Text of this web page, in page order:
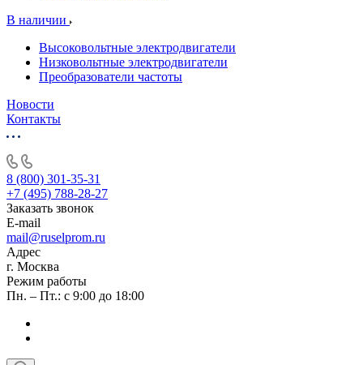
В наличии
Высоковольтные электродвигатели
Низковольтные электродвигатели
Преобразователи частоты
Новости
Контакты
8 (800) 301-35-31
+7 (495) 788-28-27
Заказать звонок
E-mail
mail@ruselprom.ru
Адрес
г. Москва
Режим работы
Пн. – Пт.: с 9:00 до 18:00